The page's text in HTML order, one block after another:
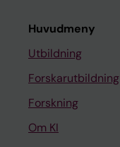
Huvudmeny
Utbildning
Forskarutbildning
Forskning
Om KI